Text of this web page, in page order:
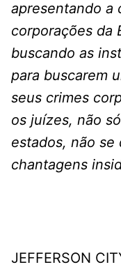
apresentando a
corporações da
buscando as
para buscarem
seus crimes
os juízes, não
estados, não se
chantagens
JEFFERSON